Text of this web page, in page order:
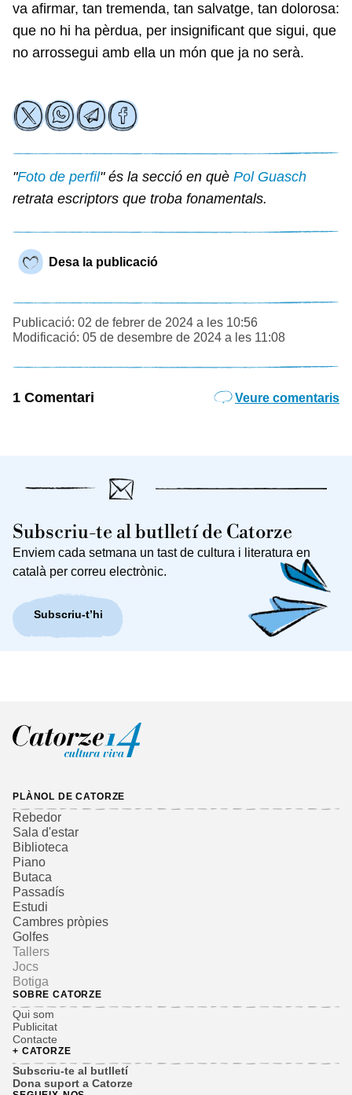
va afirmar, tan tremenda, tan salvatge, tan dolorosa:
que no hi ha pèrdua, per insignificant que sigui, que
no arrossegui amb ella un món que ja no serà.
"Foto de perfil" és la secció en què Pol Guasch
retrata escriptors que troba fonamentals.
Desa la publicació
Publicació: 02 de febrer de 2024 a les 10:56
Modificació: 05 de desembre de 2024 a les 11:08
1 Comentari Veure comentaris
Subscriu-te al butlletí de Catorze
Enviem cada setmana un tast de cultura i literatura en
català per correu electrònic.
Subscriu-t’hi
PLÀNOL DE CATORZE
Rebedor
Sala d'estar
Biblioteca
Piano
Butaca
Passadís
Estudi
Cambres pròpies
Golfes
Tallers
Jocs
Botiga
SOBRE CATORZE
Qui som
Publicitat
Contacte
+ CATORZE
Subscriu-te al butlletí
Dona suport a Catorze